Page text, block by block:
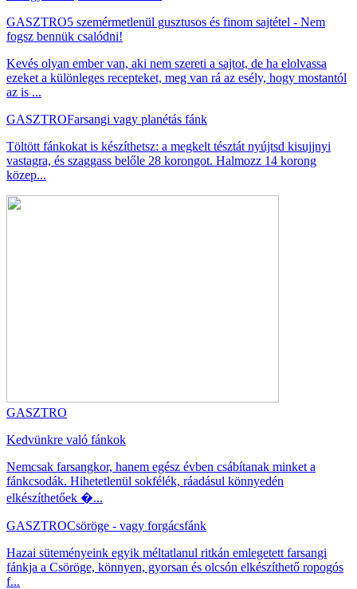
GASZTRO5 szemérmetlenül gusztusos és finom sajtétel - Nem
fogsz bennük csalódni!
Kevés olyan ember van, aki nem szereti a sajtot, de ha elolvassa
ezeket a különleges recepteket, meg van rá az esély, hogy mostantól
az is ...
GASZTROFarsangi vagy planétás fánk
Töltött fánkokat is készíthetsz: a megkelt tésztát nyújtsd kisujjnyi
vastagra, és szaggass belőle 28 korongot. Halmozz 14 korong
közep...
GASZTRO
Kedvünkre való fánkok
Nemcsak farsangkor, hanem egész évben csábítanak minket a
fánkcsodák. Hihetetlenül sokfélék, ráadásul könnyedén
elkészíthetőek �...
GASZTROCsöröge - vagy forgácsfánk
Hazai süteményeink egyik méltatlanul ritkán emlegetett farsangi
fánkja a Csöröge, könnyen, gyorsan és olcsón elkészíthető ropogós
f...